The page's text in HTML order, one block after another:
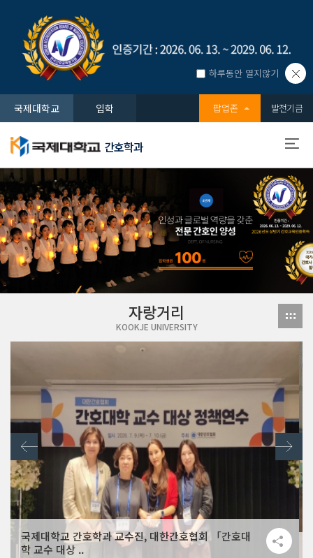
하루동안 열지않기
국제대학교 입학 팝업존 발전기금
간호학과
자랑거리
KOOKJE UNIVERSITY
국제대학교 간호학과 교수진, 대한간호협회 「간호대
학 교수 대상 ..